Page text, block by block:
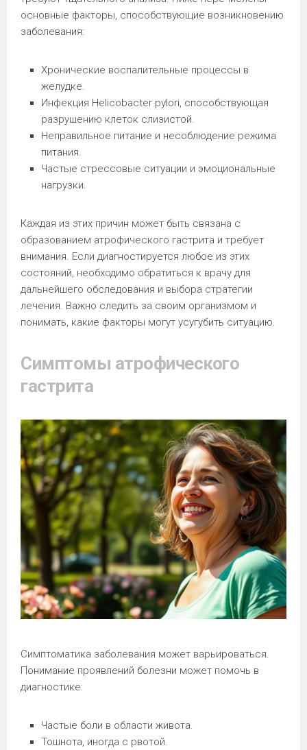
основные факторы, способствующие возникновению
заболевания:
Хронические воспалительные процессы в
желудке.
Инфекция Helicobacter pylori, способствующая
разрушению клеток слизистой.
Неправильное питание и несоблюдение режима
питания.
Частые стрессовые ситуации и эмоциональные
нагрузки.
Каждая из этих причин может быть связана с
образованием атрофического гастрита и требует
внимания. Если диагностируется любое из этих
состояний, необходимо обратиться к врачу для
дальнейшего обследования и выбора стратегии
лечения. Важно следить за своим организмом и
понимать, какие факторы могут усугубить ситуацию.
Симптомы атрофического
гастрита
Симптоматика заболевания может варьироваться.
Понимание проявлений болезни может помочь в
диагностике:
Частые боли в области живота.
Тошнота, иногда с рвотой.